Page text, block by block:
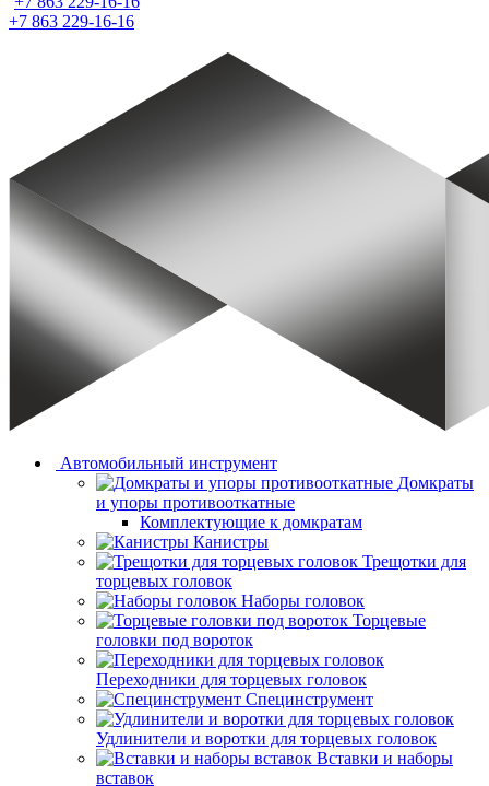
+7 863 229-16-16
Автомобильный инструмент
Домкраты
и упоры противооткатные
Комплектующие к домкратам
Канистры
Трещотки для
торцевых головок
Наборы головок
Торцевые
головки под вороток
Переходники для торцевых головок
Специнструмент
Удлинители и воротки для торцевых головок
Вставки и наборы
вставок